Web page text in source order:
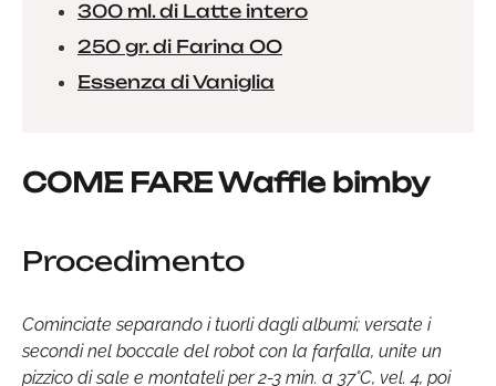
300 ml. di Latte intero
250 gr. di Farina OO
Essenza di Vaniglia
COME FARE Waffle bimby
Procedimento
Cominciate separando i tuorli dagli albumi; versate i
secondi nel boccale del robot con la farfalla, unite un
pizzico di sale e montateli per 2-3 min. a 37°C, vel. 4, poi